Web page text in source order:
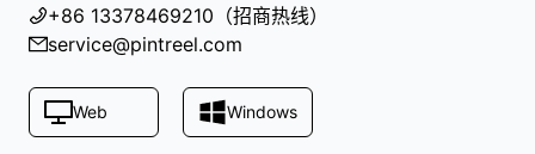
+86 13378469210（招商热线）
service@pintreel.com
Web Windows